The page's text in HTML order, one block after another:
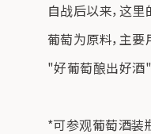
自战后以来，这
葡萄为原料，主
"好葡萄酿出好酒"
*可参观葡萄酒装